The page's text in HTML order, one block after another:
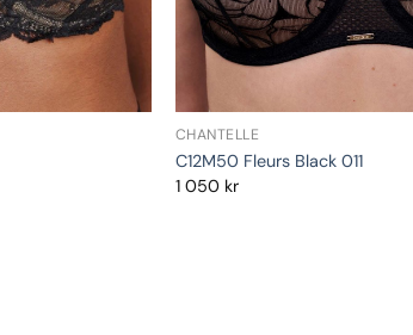
CHANTELLE
C12M50 Fleurs Black 011
1 050 kr